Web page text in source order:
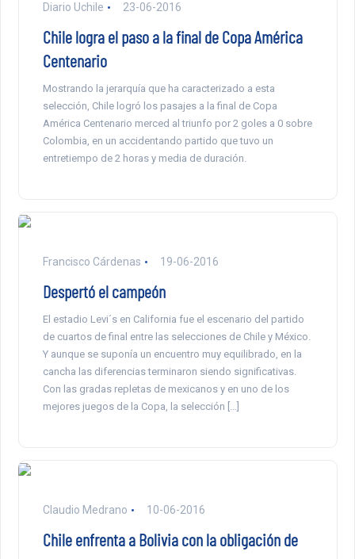
Diario Uchile 23-06-2016
Chile logra el paso a la final de Copa América
Centenario
Mostrando la jerarquía que ha caracterizado a esta
selección, Chile logró los pasajes a la final de Copa
América Centenario merced al triunfo por 2 goles a 0 sobre
Colombia, en un accidentando partido que tuvo un
entretiempo de 2 horas y media de duración.
Francisco Cárdenas 19-06-2016
Despertó el campeón
El estadio Levi´s en California fue el escenario del partido
de cuartos de final entre las selecciones de Chile y México.
Y aunque se suponía un encuentro muy equilibrado, en la
cancha las diferencias terminaron siendo significativas.
Con las gradas repletas de mexicanos y en uno de los
mejores juegos de la Copa, la selección […]
Claudio Medrano 10-06-2016
Chile enfrenta a Bolivia con la obligación de